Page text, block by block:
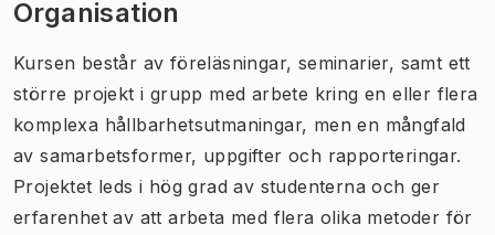
Organisation
Kursen består av föreläsningar, seminarier, samt ett
större projekt i grupp med arbete kring en eller flera
komplexa hållbarhetsutmaningar, men en mångfald
av samarbetsformer, uppgifter och rapporteringar.
Projektet leds i hög grad av studenterna och ger
erfarenhet av att arbeta med flera olika metoder för